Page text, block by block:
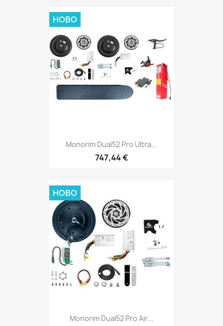
Monorim Dual52 Pro Ultra...
747,44 €
НОВО
Monorim Dual52 Pro Air...
НОВО